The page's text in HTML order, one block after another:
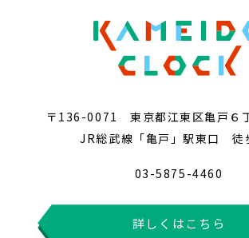
〒136-0071 東京都江東区亀戸６
JR総武線「亀戸」駅東口 徒
03-5875-4460
詳しくはこちら